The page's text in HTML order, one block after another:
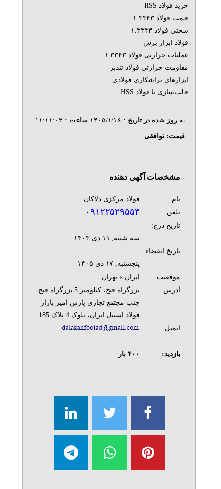
خرید فولاد HSS
قیمت فولاد ۱.۳۳۴۳
سختی فولاد ۱.۳۳۴۳
فولاد ابزار برش
عملیات حرارتی فولاد ۱.۳۳۴۳
مقاومت حرارتی فولاد تندبر
ابزارهای تراشکاری فولادی
قالب‌سازی با فولاد HSS
به روز شده در تاریخ : ۱۴۰۵/۱/۱۶ ساعت : ۱۱:۱۱:۰۲
قیمت: توافقی
مشخصات آگهی دهنده
نام:
فولاد مرکزی دلاکان
تلفن:
۰۹۱۲۲۵۲۹۵۵۳
تاریخ درج:
سه شنبه, ۱۱ دی ۱۴۰۳
تاریخ انقضاء:
پنجشنبه, ۱۷ دی ۱۴۰۵
موقعیت:
ایران » تهران
آدرس:
بزرگراه فتح، کیلومتر 5 بزرگراه فتح،
جنب مجتمع تجاری پارس امیر بازار
فولاد استیل ایران، بلوک 4 پلاک 185
ایمیل:
بازدید: ۴۰۰ بار